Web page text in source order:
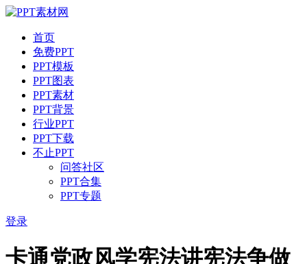
首页
免费PPT
PPT模板
PPT图表
PPT素材
PPT背景
行业PPT
PPT下载
不止PPT
问答社区
PPT合集
PPT专题
登录
卡通党政风学宪法讲宪法争做